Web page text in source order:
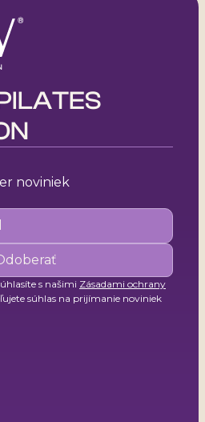
odborné
kurzy - slúžia
materiál pre
noviniek
s našimi Zásadami ochrany
súhlas na prijímanie noviniek